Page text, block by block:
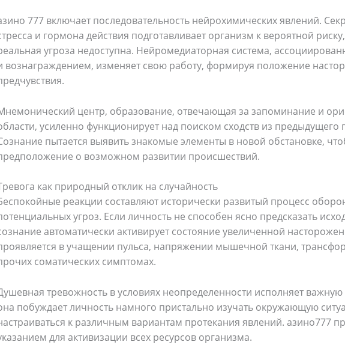
777 включает последовательность нейрохимических явлений.
и гормона действия подготавливает организм к вероятной
угроза недоступна. Нейромедиаторная система,
вознаграждением, изменяет свою работу, формируя положение
центр, образование, отвечающая за запоминание и
усиленно функционирует над поиском сходств из предыдущего
пытается выявить знакомые элементы в новой обстановке,
о возможном развитии происшествий.
как природный отклик на случайность
реакции составляют исторически развитый процесс
угроз. Если личность не способен ясно предсказать
автоматически активирует состояние увеличенной
в учащении пульса, напряжении мышечной ткани,
соматических симптомах.
тревожность в условиях неопределенности исполняет
побуждает личность намного пристально изучать окружающую
к различным вариантам протекания явлений. азино777
для активизации всех ресурсов организма.